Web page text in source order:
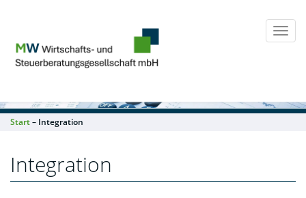
Start– Integration
Integration